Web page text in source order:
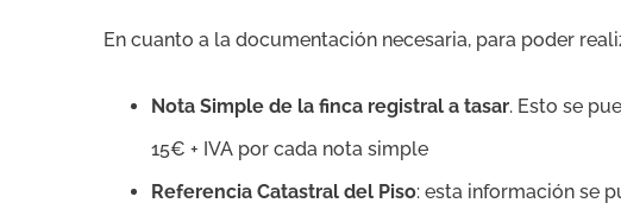
En cuanto a la documentación necesaria, para poder
Nota Simple de la finca registral a tasar. Esto se
15€ + IVA por cada nota simple
Referencia Catastral del Piso: esta información se